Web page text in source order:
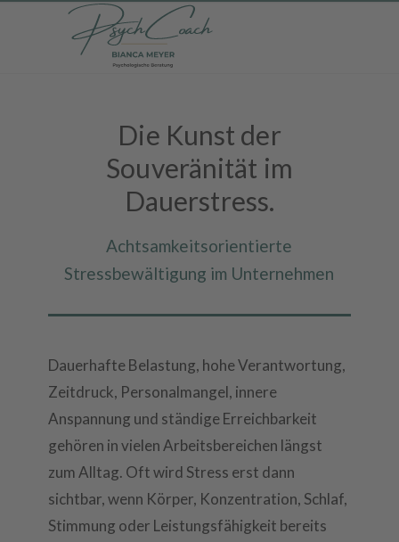
Die Kunst der
Souveränität im
Dauerstress.
Achtsamkeitsorientierte
Stressbewältigung im Unternehmen
Dauerhafte Belastung, hohe Verantwortung,
Zeitdruck, Personalmangel, innere
Anspannung und ständige Erreichbarkeit
gehören in vielen Arbeitsbereichen längst
zum Alltag. Oft wird Stress erst dann
sichtbar, wenn Körper, Konzentration, Schlaf,
Stimmung oder Leistungsfähigkeit bereits